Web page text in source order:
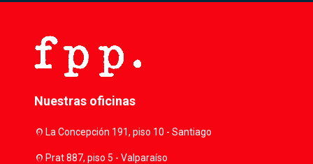
Nuestras oficinas
location_onLa Concepción 191, piso 10 - Santiago
location_onPrat 887, piso 5 - Valparaíso